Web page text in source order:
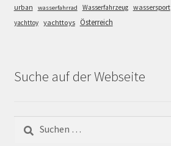
urban wasserfahrrad Wasserfahrzeug wassersport
yachttoy yachttoys Österreich
Suche auf der Webseite
nach: